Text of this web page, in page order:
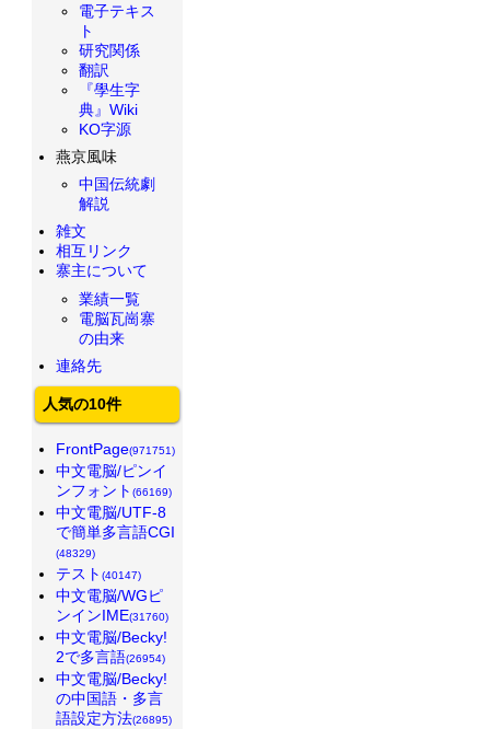
電子テキス
ト
研究関係
翻訳
『學生字
典』Wiki
KO字源
燕京風味
中国伝統劇
解説
雑文
相互リンク
寨主について
業績一覧
電脳瓦崗寨
の由来
連絡先
人気の10件
FrontPage(971751)
中文電脳/ピンイ
ンフォント (66169)
中文電脳/UTF-8
で簡単多言語CGI
(48329)
テスト (40147)
中文電脳/WGピ
ンインIME(31760)
中文電脳/Becky!
2で多言語(26954)
中文電脳/Becky!
の中国語・多言
語設定方法(26895)